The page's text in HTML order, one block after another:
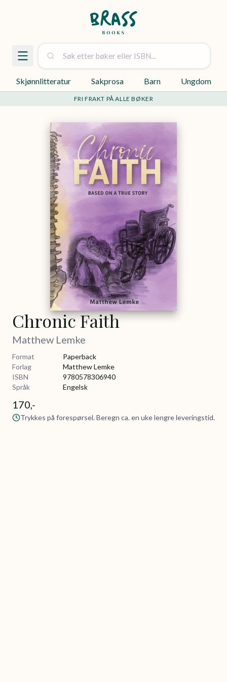
Skjønnlitteratur Sakprosa Barn Ungdom
FRI FRAKT PÅ ALLE BØKER
Chronic Faith
Matthew Lemke
Format
Paperback
Forlag
Matthew Lemke
ISBN
9780578306940
Språk
Engelsk
170,-
Trykkes på forespørsel. Beregn ca. en uke lengre leveringstid.